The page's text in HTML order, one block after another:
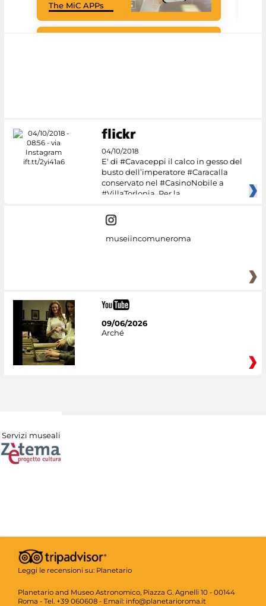
The MiC APPs
04/10/2018
E' di #Cavaceppi il calco in gesso del
busto dell’imperatore #Caracalla
conservato nel #CasinoNobile a
#VillaTorlonia. Per la
museiincomuneroma
09/06/2026
Arché
Servizi museali
Leggi le recensioni su: Planetario
Planetario and Museo Astronomico, Piazza G. Agnelli 10 - 00144
Roma - Tel. +39 060608 - Email: info@planetarioroma.it